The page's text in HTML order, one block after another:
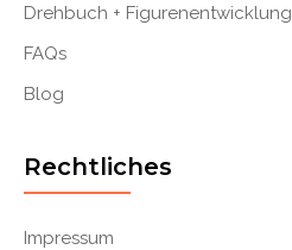
Drehbuch + Figurenentwicklung
FAQs
Blog
Rechtliches
Impressum